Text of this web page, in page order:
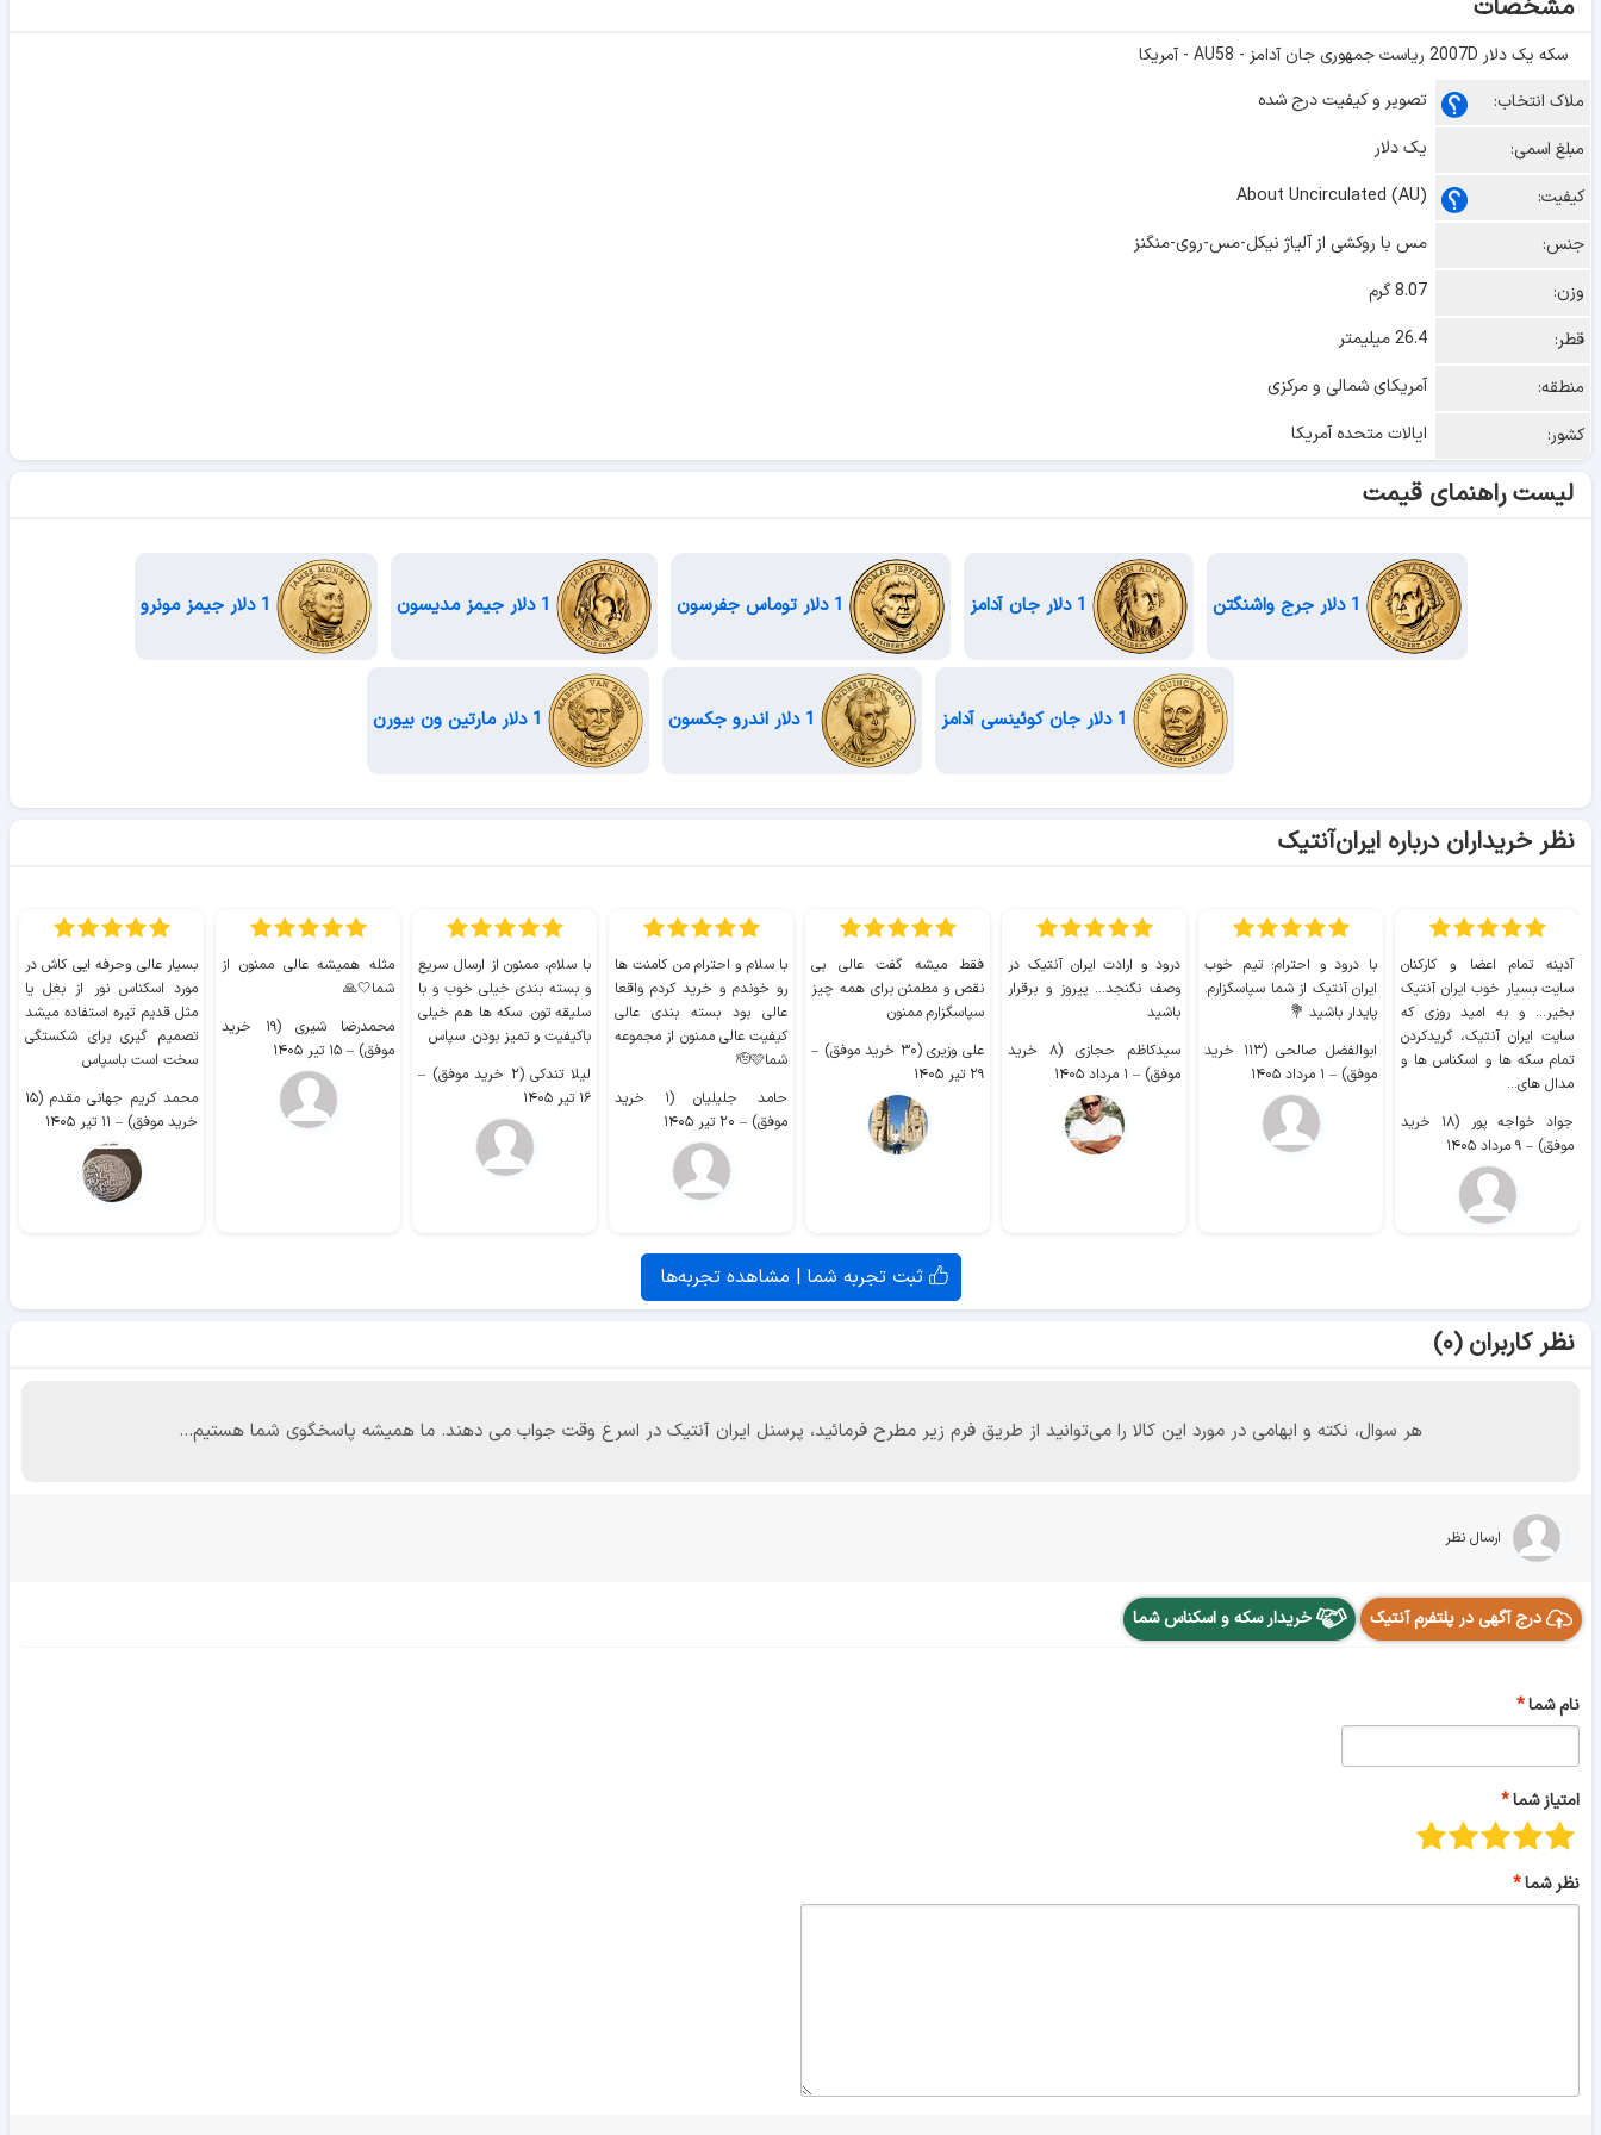
مشخصات
سکه یک دلار 2007D ریاست جمهوری جان آدامز - AU58 - آمریکا
ملاک انتخاب:
تصویر و کیفیت درج شده
مبلغ اسمی:
یک دلار
کیفیت:
About Uncirculated (AU)
جنس:
مس با روکشی از آلیاژ نیکل-مس-روی-منگنز
وزن:
8.07 گرم
قطر:
26.4 میلیمتر
منطقه:
آمریکای شمالی و مرکزی
کشور:
ایالات متحده آمریکا
لیست راهنمای قیمت
نظر خریداران درباره ایران‌آنتیک
آدینه تمام اعضا و کارکنان
سایت بسیار خوب ايران آنتیک
بخیر... و به امید روزی که
سایت ايران آنتیک، گریدکردن
تمام سکه ها و اسکناس ها و
مدال های...
جواد خواجه پور (۱۸ خرید
موفق) – ۹ مرداد ۱۴۰۵
با درود و احترام؛ تیم خوب
ایران آنتیک از شما سپاسگزارم.
پایدار باشید 💐
ابوالفضل صالحی (۱۱۳ خرید
موفق) – ۱ مرداد ۱۴۰۵
درود و ارادت ایران آنتیک در
وصف نگنجد... پیروز و برقرار
باشید
سیدکاظم حجازی (۸ خرید
موفق) – ۱ مرداد ۱۴۰۵
فقط میشه گفت عالی بی
نقص و مطمئن برای همه چیز
سپاسگزارم ممنون
علی وزیری (۳۰ خرید موفق)
–
۲۹ تیر ۱۴۰۵
با سلام و احترام من کامنت ها
رو خوندم و خرید کردم واقعا
عالی بود بسته بندی عالی
کیفیت عالی ممنون از مجموعه
شما🫡🩷
حامد جلیلیان (۱ خرید
موفق) – ۲۰ تیر ۱۴۰۵
با سلام، ممنون از ارسال سریع
و بسته بندی خیلی خوب و با
سلیقه تون. سکه ها هم خیلی
باکیفیت و تمیز بودن. سپاس
لیلا تندکی (۲ خرید موفق)
–
۱۶ تیر ۱۴۰۵
مثله همیشه عالی ممنون از
شما🤍🙏
محمدرضا شیری (۱۹ خرید
موفق) – ۱۵ تیر ۱۴۰۵
بسیار عالی وحرفه ایی کاش در
مورد اسکناس نور از بغل یا
مثل قدیم تیره استفاده میشد
تصمیم گیری برای شکستگی
سخت است باسپاس
محمد کریم جهانی مقدم (۱۵
خرید موفق) – ۱۱ تیر ۱۴۰۵
ثبت تجربه شما | مشاهده تجربه‌ها
نظر کاربران (۰)
هر سوال، نکته و ابهامی در مورد این کالا را می‌توانید از طریق فرم زیر مطرح فرمائید، پرسنل ایران آنتیک در اسرع وقت جواب می دهند. ما همیشه پاسخگوی شما هستیم...
ارسال نظر
درج آگهی در پلتفرم آنتیک خریدار سکه و اسکناس شما
نام شما
امتیاز شما
نظر شما